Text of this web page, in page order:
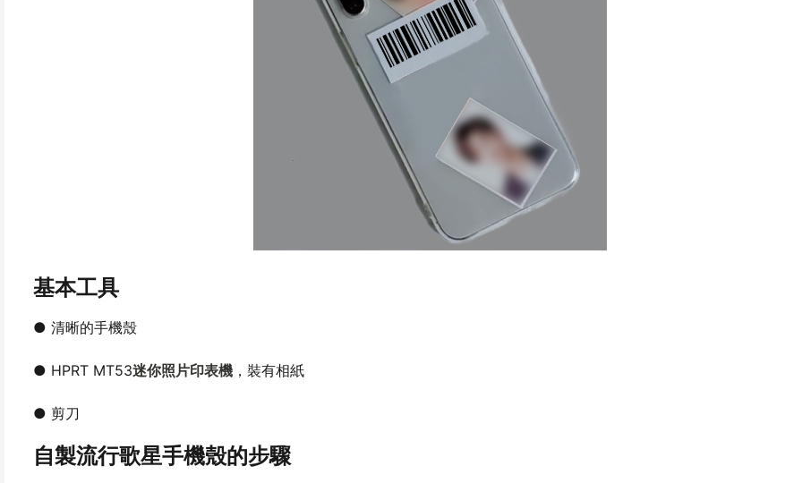
基本工具
● 清晰的手機殼
● HPRT MT53迷你照片印表機 ，裝有相紙
● 剪刀
自製流行歌星手機殼的步驟